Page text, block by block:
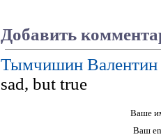
Добавить
Тымчишин Валентин
sad, but true
Ваше
Ваш